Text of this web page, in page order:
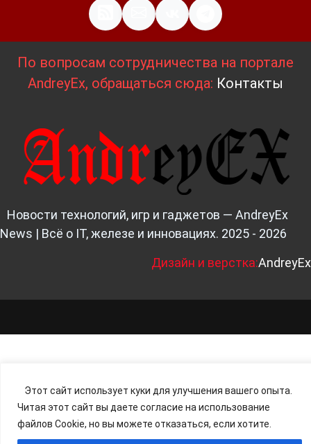
Этот сайт использует куки для улучшения вашего опыта.
Читая этот сайт вы даете согласие на использование
файлов Cookie, но вы можете отказаться, если хотите.
По вопросам сотрудничества на портале
AndreyEx, обращаться сюда: Контакты
Новости технологий, игр и гаджетов — AndreyEx
News | Всё о IT, железе и инновациях. 2025 - 2026
Дизайн и верстка:AndreyEx